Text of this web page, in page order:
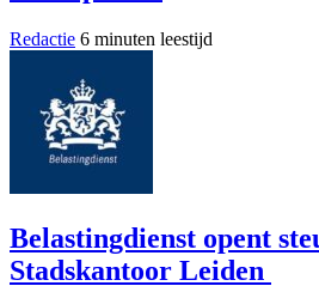
Redactie 6 minuten leestijd
Belastingdienst opent
Stadskantoor Leiden